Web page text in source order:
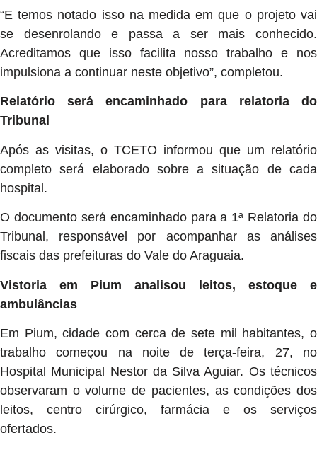
“E temos notado isso na medida em que o projeto vai
se desenrolando e passa a ser mais conhecido.
Acreditamos que isso facilita nosso trabalho e nos
impulsiona a continuar neste objetivo”, completou.
Relatório será encaminhado para relatoria do
Tribunal
Após as visitas, o TCETO informou que um relatório
completo será elaborado sobre a situação de cada
hospital.
O documento será encaminhado para a 1ª Relatoria do
Tribunal, responsável por acompanhar as análises
fiscais das prefeituras do Vale do Araguaia.
Vistoria em Pium analisou leitos, estoque e
ambulâncias
Em Pium, cidade com cerca de sete mil habitantes, o
trabalho começou na noite de terça-feira, 27, no
Hospital Municipal Nestor da Silva Aguiar. Os técnicos
observaram o volume de pacientes, as condições dos
leitos, centro cirúrgico, farmácia e os serviços
ofertados.